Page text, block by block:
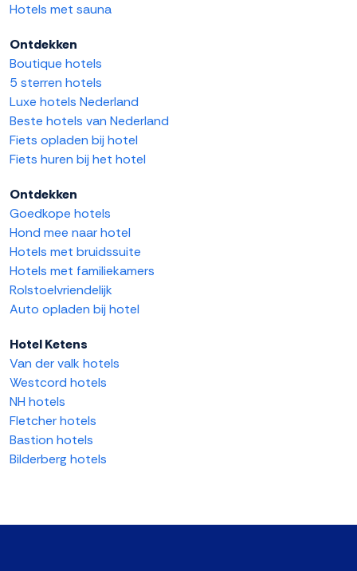
Hotels met sauna
Ontdekken
Boutique hotels
5 sterren hotels
Luxe hotels Nederland
Beste hotels van Nederland
Fiets opladen bij hotel
Fiets huren bij het hotel
Ontdekken
Goedkope hotels
Hond mee naar hotel
Hotels met bruidssuite
Hotels met familiekamers
Rolstoelvriendelijk
Auto opladen bij hotel
Hotel Ketens
Van der valk hotels
Westcord hotels
NH hotels
Fletcher hotels
Bastion hotels
Bilderberg hotels